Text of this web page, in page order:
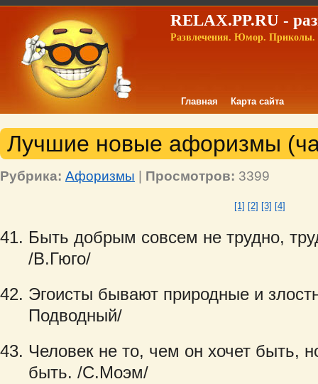
RELAX.PP.RU -
Развлечения. Юмор. Приколы.
Главная Карта сайта
Лучшие новые афоризмы
Рубрика: Афоризмы | Просмотров: 3399
[1] [2] [3] [4]
Быть добрым совсем не трудно,
/В.Гюго/
Эгоисты бывают природные и
Подводный/
Человек не то, чем он хочет быть,
быть. /С.Моэм/